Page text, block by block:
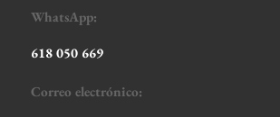
WhatsApp:
618 050 669
Correo electrónico: